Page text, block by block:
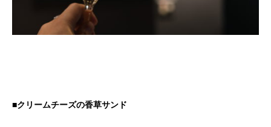
■クリームチーズの香草サンド